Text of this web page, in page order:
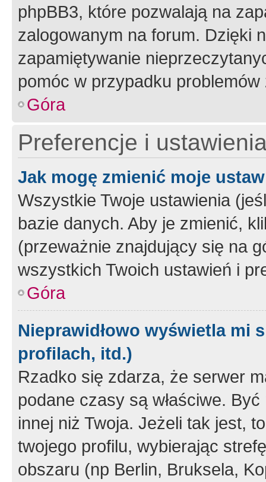
phpBB3, które pozwalają na
zalogowanym na forum. Dzięki
zapamiętywanie
pomóc w przypadku
Góra
Preferencje i
Jak mogę zmienić moje
Wszystkie Twoje ustawienia
bazie danych. Aby je zmienić,
(przeważnie znajdujący się na
wszystkich Twoich ustawień i
Góra
Nieprawidłowo wyświetla mi
profilach, itd.)
Rzadko się zdarza, że serwer
podane czasy są właściwe.
innej niż Twoja. Jeżeli tak jest,
twojego profilu, wybierając
obszaru (np Berlin, Bruksela,